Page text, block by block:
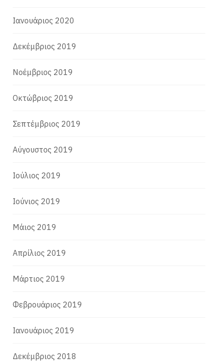
Ιανουάριος 2020
Δεκέμβριος 2019
Νοέμβριος 2019
Οκτώβριος 2019
Σεπτέμβριος 2019
Αύγουστος 2019
Ιούλιος 2019
Ιούνιος 2019
Μάιος 2019
Απρίλιος 2019
Μάρτιος 2019
Φεβρουάριος 2019
Ιανουάριος 2019
Δεκέμβριος 2018